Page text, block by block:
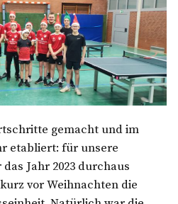
gemacht und im
etabliert: für unsere
Jahr 2023 durchaus
vor Weihnachten die